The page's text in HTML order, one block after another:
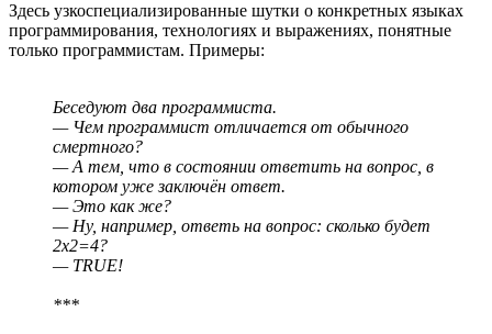
Здесь узкоспециализированные шутки о конкретных языках
программирования, технологиях и выражениях, понятные
только программистам. Примеры:
Беседуют два программиста.
— Чем программист отличается от обычного
смертного?
— А тем, что в состоянии ответить на вопрос, в
котором уже заключён ответ.
— Это как же?
— Ну, например, ответь на вопрос: сколько будет
2х2=4?
— ТRUЕ!
***